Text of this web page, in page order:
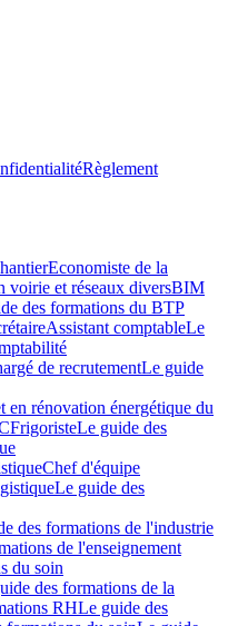
Règlement
Economiste de la
voirie et réseaux diversBIM
des formations du BTP
Assistant comptableLe
de recrutementLe guide
en rénovation énergétique du
FrigoristeLe guide des
Chef d'équipe
Le guide des
des formations de l'industrie
de l'enseignement
du soin
des formations de la
RHLe guide des